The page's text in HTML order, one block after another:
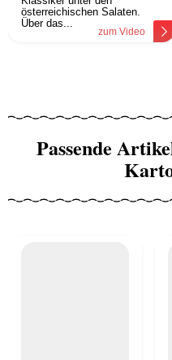
österreichischen Salaten.
Über das...
zum Video
Passende